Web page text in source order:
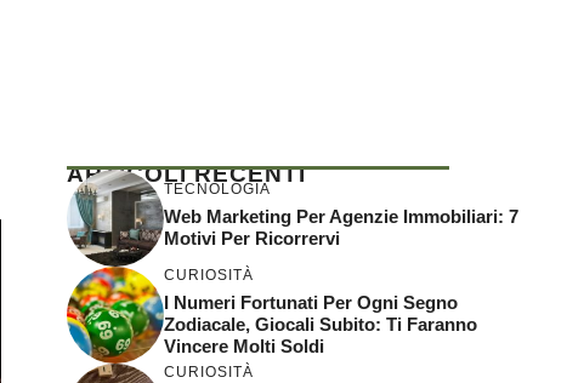
ARTICOLI RECENTI
TECNOLOGIA
Web Marketing Per Agenzie Immobiliari: 7
Motivi Per Ricorrervi
CURIOSITÀ
I Numeri Fortunati Per Ogni Segno
Zodiacale, Giocali Subito: Ti Faranno
Vincere Molti Soldi
CURIOSITÀ